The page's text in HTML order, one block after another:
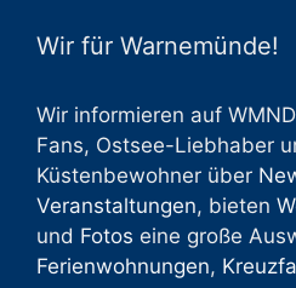
Wir für Warnemünde!
Wir informieren auf
Fans, Ostsee-Liebhaber
Küstenbewohner über
Veranstaltungen, bieten
und Fotos eine große
Ferienwohnungen,